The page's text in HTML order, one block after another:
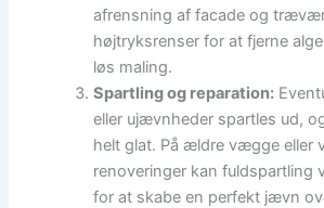
afrensning af facade og
højtryksrenser for at fjerne
løs maling.
Spartling og reparation:
eller ujævnheder spartles ud,
helt glat. På ældre vægge eller
renoveringer kan fuldspartling
for at skabe en perfekt jævn